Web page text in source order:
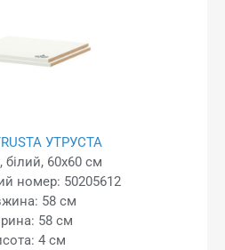
УТРУСТА
60x60 см
номер: 50205612
58 см
58 см
4 см